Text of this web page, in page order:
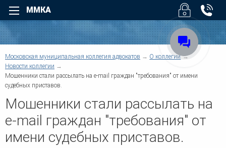
Назад
Назад
Назад
Для физических лиц
Взыскание долгов
Помощь при ДТП
Трудовые споры
Семейные споры
Наследство
Назад
Для юридических лиц
Безопасность бизнеса
Юридическое
Взыскание дебиторской
задолженности
Административные споры
Назад
Назад
Верховный Суд РФ -
суды регионов
ММКА
Московская муниципальная коллегия адвокатов
О коллегии
Новости коллегии
Мошенники стали рассылать на e-mail граждан "требования" от имени
судебных приставов.
Мошенники стали рассылать на
e-mail граждан "требования" от
имени судебных приставов.